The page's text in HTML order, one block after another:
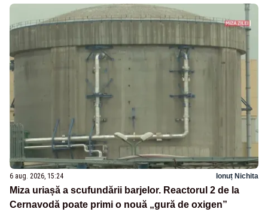
6 aug. 2026, 15:24 Ionuț Nichita
Miza uriașă a scufundării barjelor. Reactorul 2 de la
Cernavodă poate primi o nouă „gură de oxigen”